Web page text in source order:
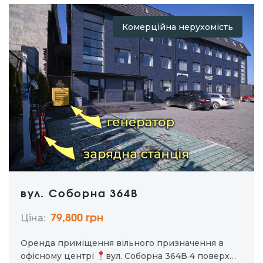
Комерційна нерухомість
вул. Соборна 364В
Ціна: 79,800 грн
Оренда приміщення вільного призначення в
офісному центрі
вул. Соборна 364В 4 поверх